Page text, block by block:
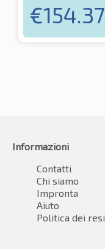
€154.37
Informazioni
Contatti
Chi siamo
Impronta
Aiuto
Politica dei resi